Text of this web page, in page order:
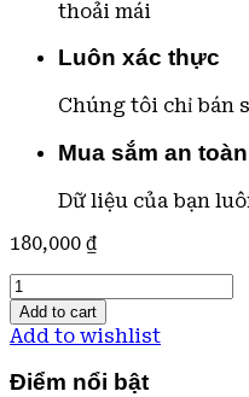
thoải mái
Luôn xác thực
Chúng tôi chỉ bán
Mua sắm an toàn
Dữ liệu của bạn
180,000 ₫
Cốc
Sứ
Sen
Vàng
quantity
Add to cart
Add to wishlist
Điểm nổi bật